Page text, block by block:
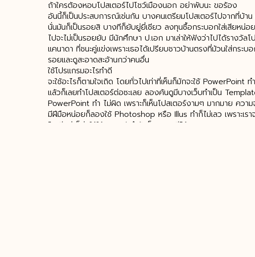
ถ้าใครต้องหอบโปสเตอร์ไปโชว์เมืองนอก อย่าพับนะ ขอร้อง
อันนี้ก็เป็นประสบการณ์เช่นกัน บางคนเตรียมโปสเตอร์ไปจากที่บ้
นั่นมันก็เป็นรอยสิ บางทีก็ยับยู่ยี่เชียว ลงทุนซื้อกระบอกใส่เสียหน่อ
ไปจะไม่เป็นรอยยับ มีนักศึกษา ป.เอก มาเล่าให้ฟังว่าไปได้รางวัลโ
แคนาดา ที่ชนะคู่แข่งเพราะเธอได้เปรียบชาวบ้านตรงที่ม้วนใส่กระบ
รอยและดูสะอาดสะอ้านกว่าคนอื่น
ใช้โปรแกรมอะไรทำดี
จะใช้อะไรก็ตามใจเถิด โดยทั่วไปเท่าที่เห็นก็มักจะใช้ PowerPoint
แล้วก็เลยทำโปสเตอร์ต่อซะเลย ลองค้นดูมีบางเว็บทำเป็น
PowerPoint ทำ ไม่ผิด เพราะก็เห็นโปสเตอร์งามๆ มากมาย ความ
มีฝีมือหน่อยก็ลองใช้ Photoshop หรือ Illus ทำก็ไม่เลว เพราะเรา
ไอเดียล่ะก็ต่อให้ใช้ Word ทำมันก็ออกมาดีได้